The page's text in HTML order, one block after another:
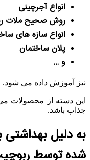
انواع آجرچینی
روش صحیح ملات
انواع سازه های
پلان ساختمان
و …
نیز آموزش داده می شود.
این دسته از محصولات
جذاب باشد.
به دلیل